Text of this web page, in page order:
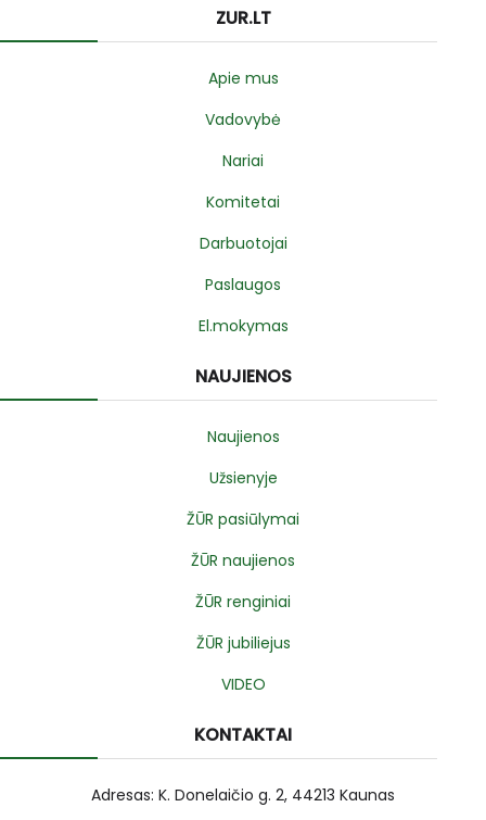
ZUR.LT
Apie mus
Vadovybė
Nariai
Komitetai
Darbuotojai
Paslaugos
El.mokymas
NAUJIENOS
Naujienos
Užsienyje
ŽŪR pasiūlymai
ŽŪR naujienos
ŽŪR renginiai
ŽŪR jubiliejus
VIDEO
KONTAKTAI
Adresas: K. Donelaičio g. 2, 44213 Kaunas